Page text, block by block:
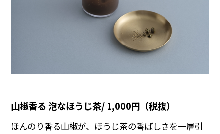
山椒香る 泡なほうじ茶/ 1,000円（税抜）
ほんのり香る山椒が、ほうじ茶の香ばしさを一層引